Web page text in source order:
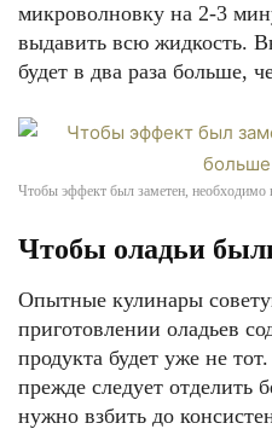
микроволновку на 2-3
выдавить всю жидкость.
будет в два раза больше,
Чтобы эффект был заметен, необходимо
Чтобы оладьи
Опытные кулинары
приготовлении оладьев
продукта будет уже не
прежде следует отделить
нужно взбить до